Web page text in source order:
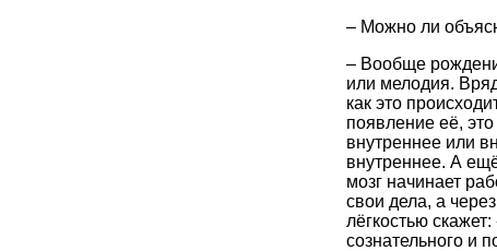
– Можно ли
– Вообще
или мелодия. Вряд
как это
появление её,
внутреннее или
внутреннее. А
мозг начинает
свои дела, а
лёгкостью
сознательного и